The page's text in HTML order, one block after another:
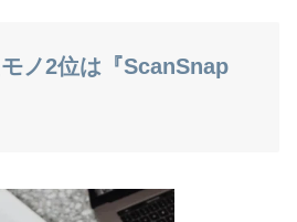
ノ2位は『ScanSnap